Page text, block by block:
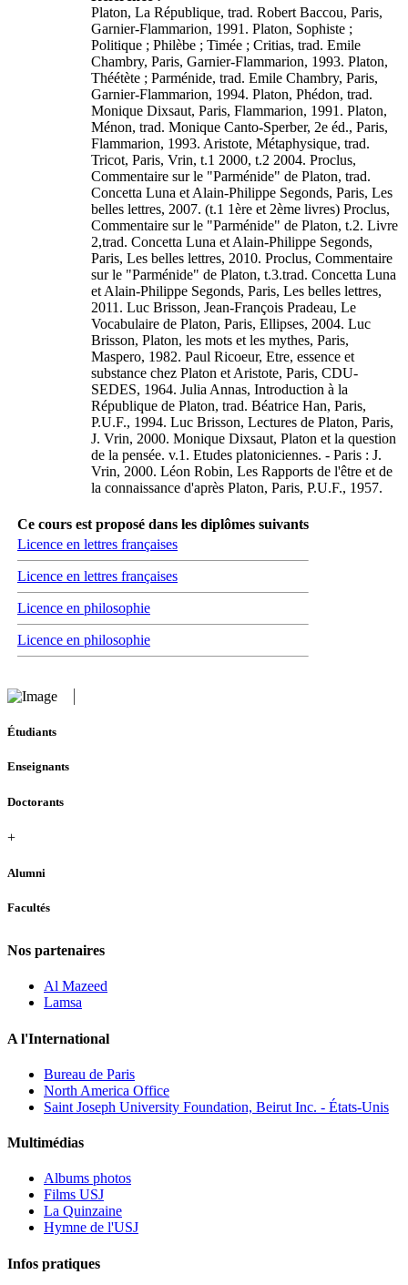
Platon, La République, trad. Robert Baccou, Paris,
Garnier-Flammarion, 1991. Platon, Sophiste ;
Politique ; Philèbe ; Timée ; Critias, trad. Emile
Chambry, Paris, Garnier-Flammarion, 1993. Platon,
Théétète ; Parménide, trad. Emile Chambry, Paris,
Garnier-Flammarion, 1994. Platon, Phédon, trad.
Monique Dixsaut, Paris, Flammarion, 1991. Platon,
Ménon, trad. Monique Canto-Sperber, 2e éd., Paris,
Flammarion, 1993. Aristote, Métaphysique, trad.
Tricot, Paris, Vrin, t.1 2000, t.2 2004. Proclus,
Commentaire sur le "Parménide" de Platon, trad.
Concetta Luna et Alain-Philippe Segonds, Paris, Les
belles lettres, 2007. (t.1 1ère et 2ème livres) Proclus,
Commentaire sur le "Parménide" de Platon, t.2. Livre
2,trad. Concetta Luna et Alain-Philippe Segonds,
Paris, Les belles lettres, 2010. Proclus, Commentaire
sur le "Parménide" de Platon, t.3.trad. Concetta Luna
et Alain-Philippe Segonds, Paris, Les belles lettres,
2011. Luc Brisson, Jean-François Pradeau, Le
Vocabulaire de Platon, Paris, Ellipses, 2004. Luc
Brisson, Platon, les mots et les mythes, Paris,
Maspero, 1982. Paul Ricoeur, Etre, essence et
substance chez Platon et Aristote, Paris, CDU-
SEDES, 1964. Julia Annas, Introduction à la
République de Platon, trad. Béatrice Han, Paris,
P.U.F., 1994. Luc Brisson, Lectures de Platon, Paris,
J. Vrin, 2000. Monique Dixsaut, Platon et la question
de la pensée. v.1. Etudes platoniciennes. - Paris : J.
Vrin, 2000. Léon Robin, Les Rapports de l'être et de
la connaissance d'après Platon, Paris, P.U.F., 1957.
Ce cours est proposé dans les diplômes suivants
Licence en lettres françaises
Licence en lettres françaises
Licence en philosophie
Licence en philosophie
Étudiants
Enseignants
Doctorants
+
Alumni
Facultés
Nos partenaires
Al Mazeed
Lamsa
A l'International
Bureau de Paris
North America Office
Saint Joseph University Foundation, Beirut Inc. - États-Unis
Multimédias
Albums photos
Films USJ
La Quinzaine
Hymne de l'USJ
Infos pratiques